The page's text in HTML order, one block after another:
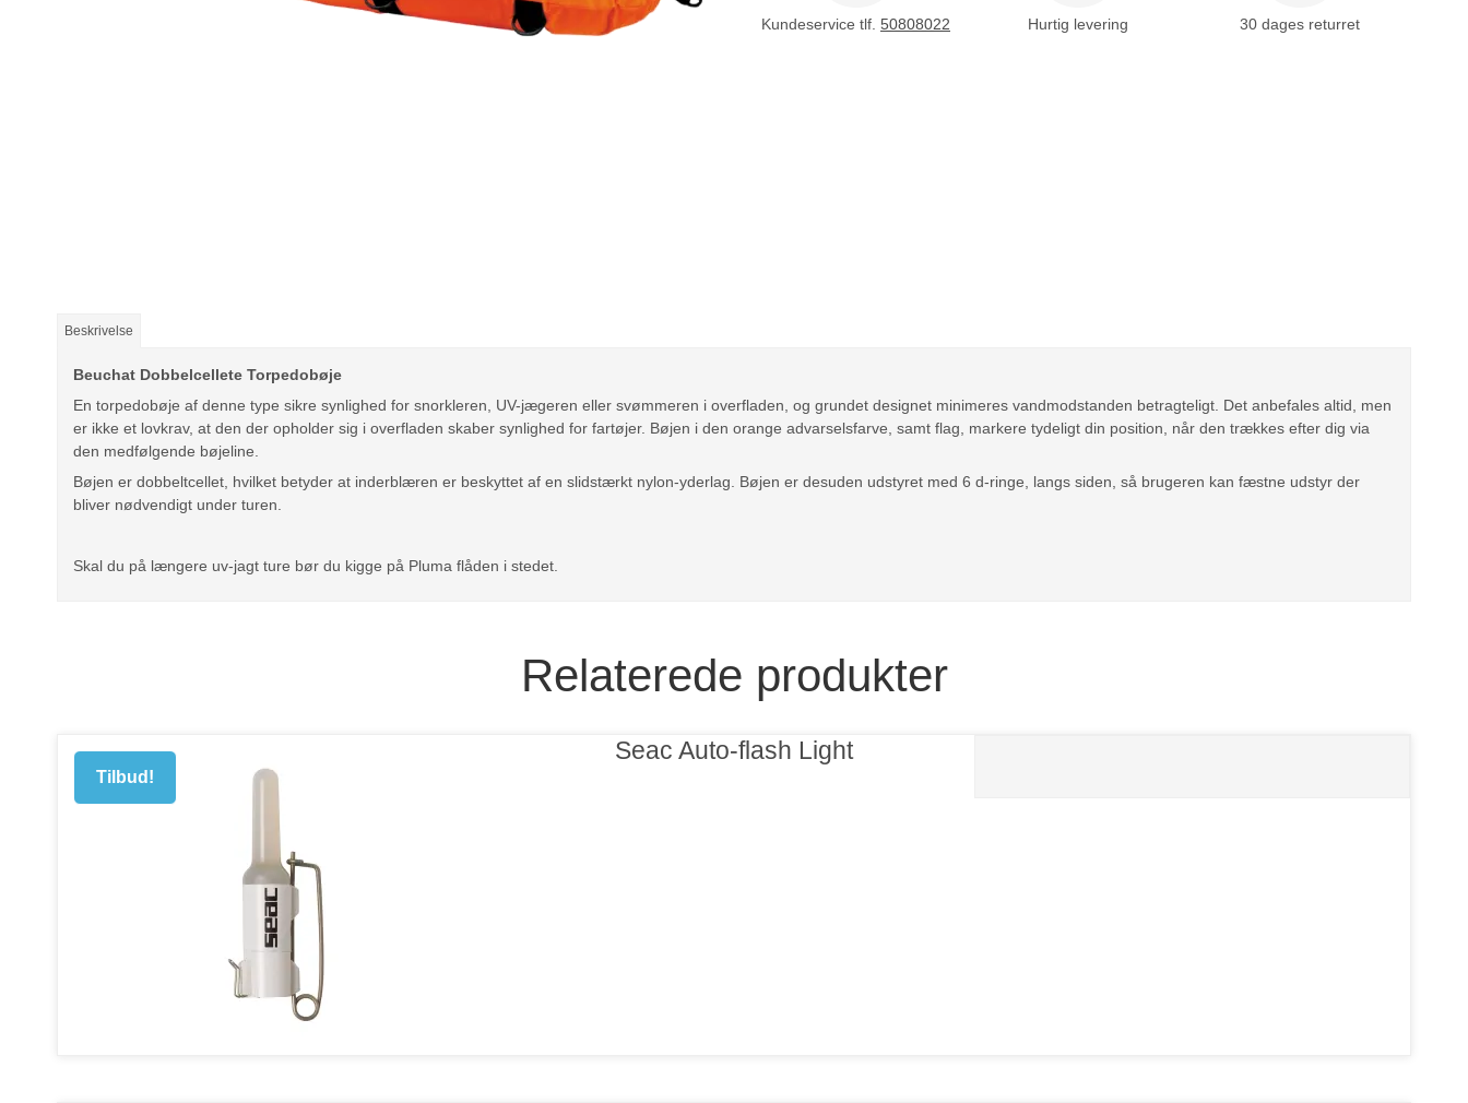
Kundeservice tlf. 50808022 Hurtig levering 30 dages returret
Beskrivelse
Beuchat Dobbelcellete Torpedobøje
En torpedobøje af denne type sikre synlighed for snorkleren, UV-jægeren eller svømmeren i overfladen, og grundet designet minimeres vandmodstanden betragteligt. Det anbefales altid, men
er ikke et lovkrav, at den der opholder sig i overfladen skaber synlighed for fartøjer. Bøjen i den orange advarselsfarve, samt flag, markere tydeligt din position, når den trækkes efter dig via
den medfølgende bøjeline.
Bøjen er dobbeltcellet, hvilket betyder at inderblæren er beskyttet af en slidstærkt nylon-yderlag. Bøjen er desuden udstyret med 6 d-ringe, langs siden, så brugeren kan fæstne udstyr der
bliver nødvendigt under turen.
Skal du på længere uv-jagt ture bør du kigge på Pluma flåden i stedet.
Relaterede produkter
Tilbud!
Seac Auto-flash Light